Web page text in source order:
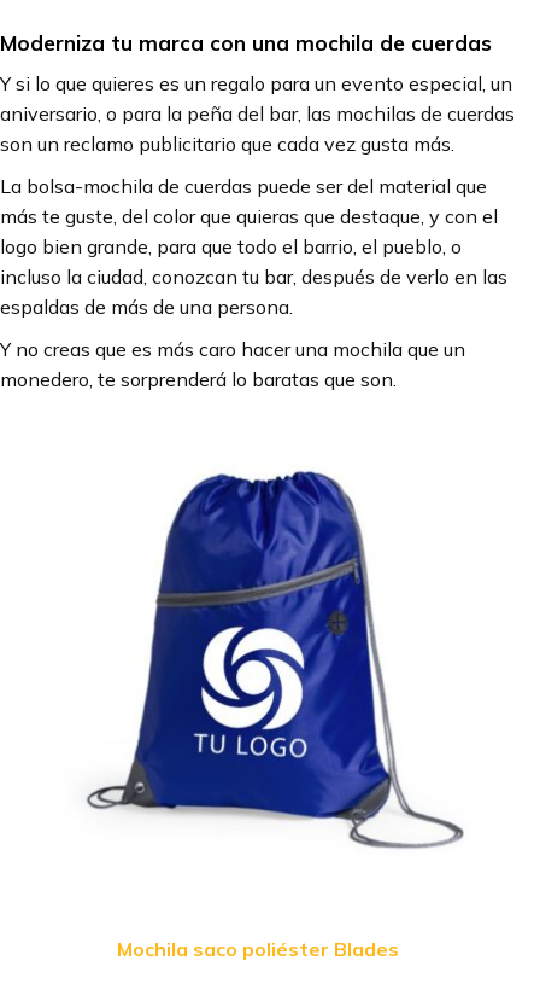
Moderniza tu marca con una mochila de cuerdas
Y si lo que quieres es un regalo para un evento especial, un
aniversario, o para la peña del bar, las mochilas de cuerdas
son un reclamo publicitario que cada vez gusta más.
La bolsa-mochila de cuerdas puede ser del material que
más te guste, del color que quieras que destaque, y con el
logo bien grande, para que todo el barrio, el pueblo, o
incluso la ciudad, conozcan tu bar, después de verlo en las
espaldas de más de una persona.
Y no creas que es más caro hacer una mochila que un
monedero, te sorprenderá lo baratas que son.
Mochila saco poliéster Blades